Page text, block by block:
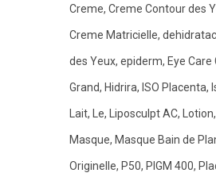
Creme Creme Contour des
Creme Matricielle
des Yeux epiderm Eye
Grand Hidrira ISO Placenta
Lait Le Liposculpt AC Lotion
Masque Masque Bain de
Originelle P50 PIGM 400